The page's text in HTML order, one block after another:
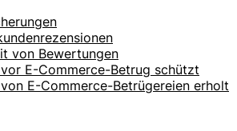
von Bewertungen
E-Commerce-Betrug schützt
E-Commerce-Betrügereien erholt